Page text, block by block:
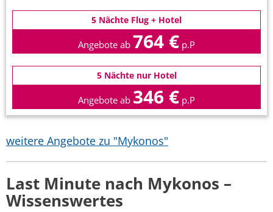
5 Nächte Flug + Hotel
Angebote ab 764 € p.P
5 Nächte nur Hotel
Angebote ab 346 € p.P
weitere Angebote zu "Mykonos"
Last Minute nach Mykonos –
Wissenswertes